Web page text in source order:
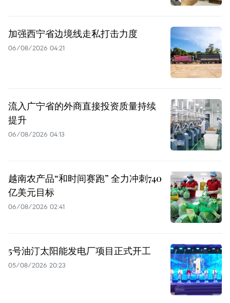
加强西宁省边境线走私打击力度
06/08/2026 04:21
流入广宁省的外商直接投资质量持续
提升
06/08/2026 04:13
越南农产品“和时间赛跑” 全力冲刺740
亿美元目标
06/08/2026 02:41
5号油汀太阳能发电厂项目正式开工
05/08/2026 20:23